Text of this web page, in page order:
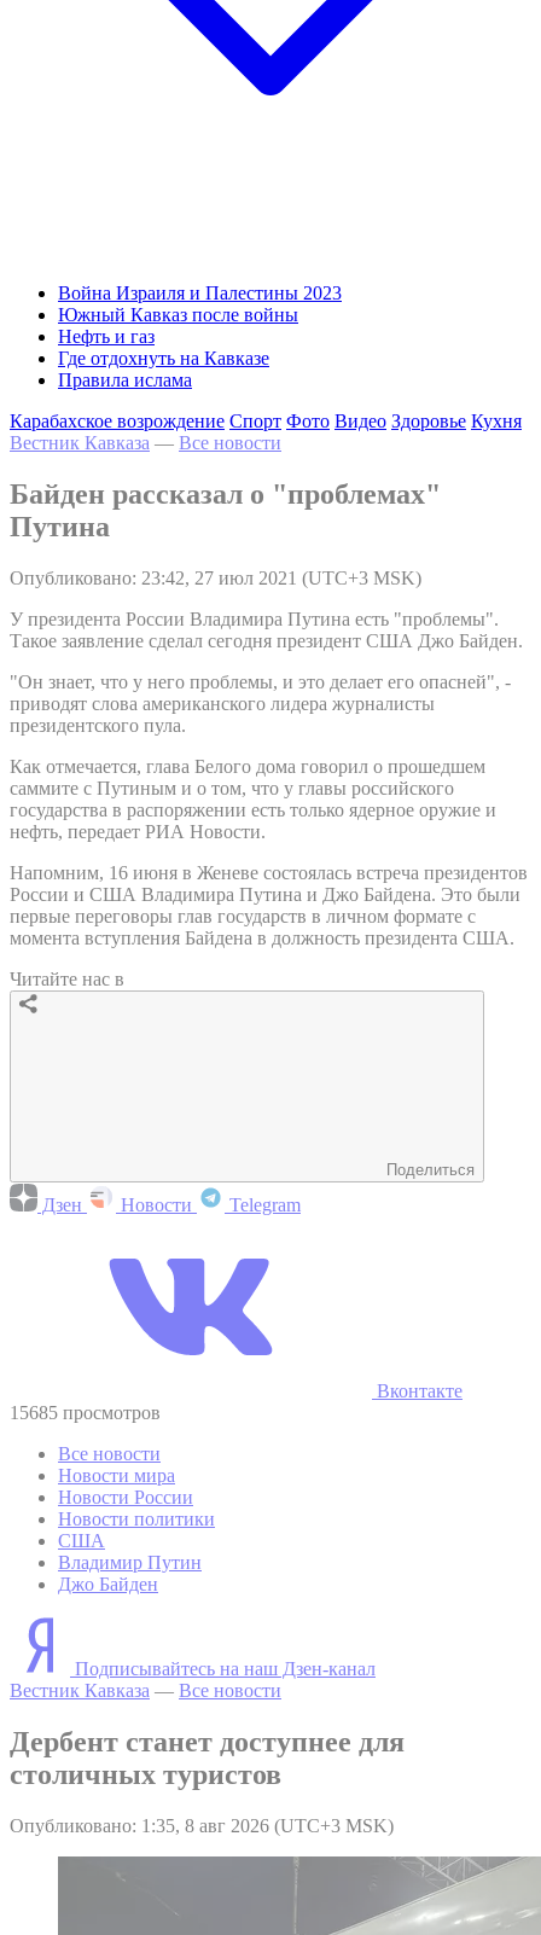
Война Израиля и Палестины 2023
Южный Кавказ после войны
Нефть и газ
Где отдохнуть на Кавказе
Правила ислама
Карабахское возрождение Спорт Фото Видео Здоровье Кухня
Вестник Кавказа — Все новости
Байден рассказал о "проблемах"
Путина
Опубликовано: 23:42, 27 июл 2021 (UTC+3 MSK)
У президента России Владимира Путина есть "проблемы".
Такое заявление сделал сегодня президент США Джо Байден.
"Он знает, что у него проблемы, и это делает его опасней", -
приводят слова американского лидера журналисты
президентского пула.
Как отмечается, глава Белого дома говорил о прошедшем
саммите с Путиным и о том, что у главы российского
государства в распоряжении есть только ядерное оружие и
нефть, передает РИА Новости.
Напомним, 16 июня в Женеве состоялась встреча президентов
России и США Владимира Путина и Джо Байдена. Это были
первые переговоры глав государств в личном формате с
момента вступления Байдена в должность президента США.
Читайте нас в
Поделиться
Дзен Новости Telegram
Вконтакте
15685 просмотров
Все новости
Новости мира
Новости России
Новости политики
США
Владимир Путин
Джо Байден
Подписывайтесь на наш Дзен-канал
Вестник Кавказа — Все новости
Дербент станет доступнее для
столичных туристов
Опубликовано: 1:35, 8 авг 2026 (UTC+3 MSK)